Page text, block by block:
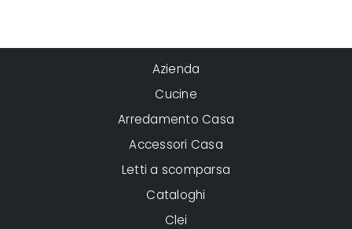
Azienda
Cucine
Arredamento Casa
Accessori Casa
Letti a scomparsa
Cataloghi
Clei